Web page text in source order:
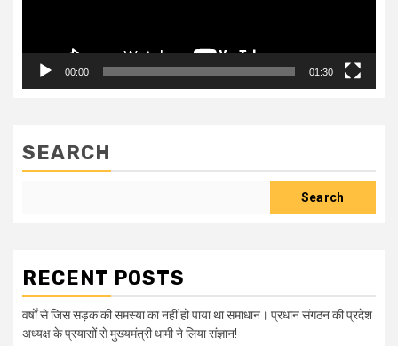
00:00 01:30
SEARCH
Search
RECENT POSTS
वर्षों से जिस सड़क की समस्या का नहीं हो पाया था समाधान। प्रधान संगठन की प्रदेश
अध्यक्ष के प्रयासों से मुख्यमंत्री धामी ने लिया संज्ञान!